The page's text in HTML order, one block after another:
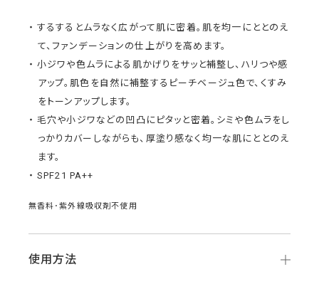
するするとムラなく広がって肌に密着。肌を均一にととのえ
て、ファンデーションの仕上がりを高めます。
小ジワや色ムラによる肌かげりをサッと補整し、ハリつや感
アップ。肌色を自然に補整するピーチベージュ色で、くすみ
をトーンアップします。
毛穴や小ジワなどの凹凸にピタッと密着。シミや色ムラをし
っかりカバーしながらも、厚塗り感なく均一な肌にととのえ
ます。
SPF21 PA++
無香料･紫外線吸収剤不使用
使用方法